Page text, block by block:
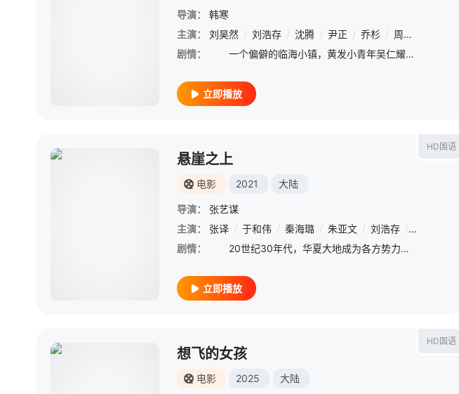
导演：
韩寒
主演：
刘昊然 / 刘浩存 / 沈腾 / 尹正 / 乔杉 / 周奇
剧情：
一个偏僻的临海小镇，黄发小青年吴仁耀（刘昊然 饰）依靠摩托特技为生，他喜欢上了美丽女孩周欢颂（刘浩存 饰），谁知却因此招惹上了欢颂的哥哥周欢歌（尹正 饰）。欢歌颇为欣赏阿耀的车技，于是将其招入自己
立即播放
HD国语
悬崖之上
电影 2021 大陆
导演：
张艺谋
主演：
张译 / 于和伟 / 秦海璐 / 朱亚文 / 刘浩存 / 倪大红
剧情：
20世纪30年代，华夏大地成为各方势力角逐厮杀的修罗场。张宪臣（张译 饰）、张兰（刘浩存 饰）、王楚良（朱亚文 饰）和王郁（秦海璐 饰）等四名在苏联接受特训的共产党特工人员，按照组织的指示秘密潜入
立即播放
HD国语
想飞的女孩
电影 2025 大陆